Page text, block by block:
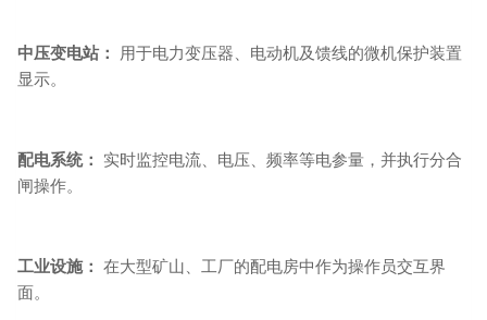
中压变电站：
用于电力变压器、电动机及馈线的微机保护装置
显示。
配电系统：
实时监控电流、电压、频率等电参量，并执行分合
闸操作。
工业设施： 在大型矿山、工厂的配电房中作为操作员交互界
面。